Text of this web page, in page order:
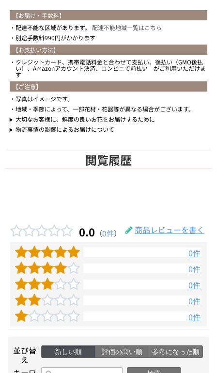
【お届け・手数料】
配達不能な区域があります。 配達不能地域一覧はこちら
別途手数料990円がかかります
【お支払い方法】
クレジットカード、携帯電話料金と合わせて支払い、後払い（GMO後払
い）、Amazonアカウント決済、コンビニで前払い がご利用いただけま
す
【ご注意】
写真はイメージです。
地域・季節によって、一部花材・花器等が異なる場合がございます。
大切なお客様に、鮮度の良いお花をお届けするために
物流事情の影響によるお届けについて
閲覧履歴
0.0 （0件）
商品レビューを書く
0件
0件
0件
0件
0件
並び替
え
新しい順 評価の高い順 参考になった順